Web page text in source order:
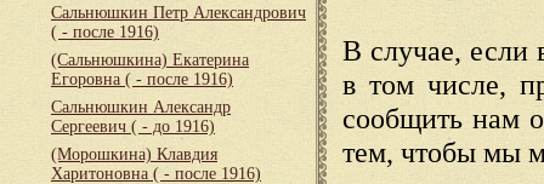
Сальнюшкин Петр Александрович
( - после 1916)
(Сальнюшкина) Екатерина
Егоровна ( - после 1916)
Сальнюшкин Александр
Сергеевич ( - до 1916)
(Морошкина) Клавдия
Харитоновна ( - после 1916)
В случае, если
в том числе,
сообщить нам
тем, чтобы мы